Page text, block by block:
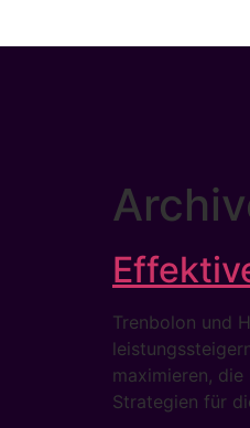
Trenbolon und
maximieren,
Strategien für